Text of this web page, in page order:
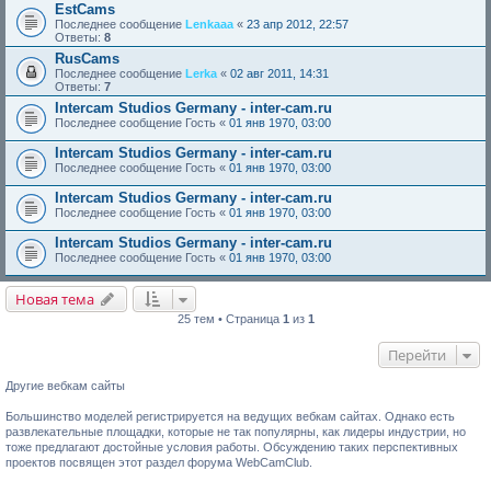
EstCams
Последнее сообщение Lenkaaa « 23 апр 2012, 22:57
Ответы: 8
RusCams
Последнее сообщение Lerka « 02 авг 2011, 14:31
Ответы: 7
Intercam Studios Germany - inter-cam.ru
Последнее сообщение Гость « 01 янв 1970, 03:00
Intercam Studios Germany - inter-cam.ru
Последнее сообщение Гость « 01 янв 1970, 03:00
Intercam Studios Germany - inter-cam.ru
Последнее сообщение Гость « 01 янв 1970, 03:00
Intercam Studios Germany - inter-cam.ru
Последнее сообщение Гость « 01 янв 1970, 03:00
Новая тема
25 тем • Страница 1 из 1
Перейти
Другие вебкам сайты
Большинство моделей регистрируется на ведущих вебкам сайтах. Однако есть
развлекательные площадки, которые не так популярны, как лидеры индустрии, но
тоже предлагают достойные условия работы. Обсуждению таких перспективных
проектов посвящен этот раздел форума WebCamClub.